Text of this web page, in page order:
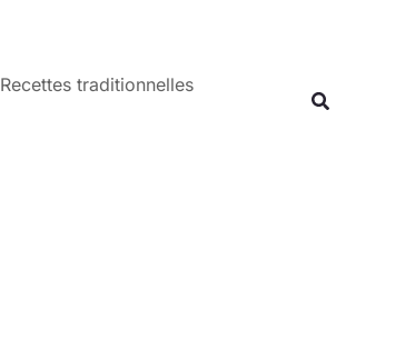
Recettes traditionnelles